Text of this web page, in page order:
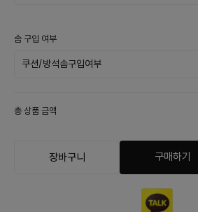
솜 구입 여부
총 상품 금액
장바구니 구매하기